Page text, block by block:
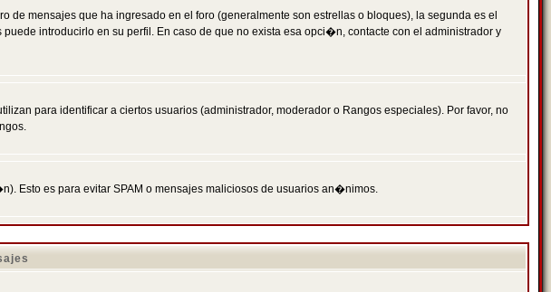
mensajes que ha ingresado en el foro (generalmente son estrellas o bloques), la segunda es el
introducirlo en su perfil. En caso de que no exista esa opci�n, contacte con el administrador y
para identificar a ciertos usuarios (administrador, moderador o Rangos especiales). Por favor, no
Esto es para evitar SPAM o mensajes maliciosos de usuarios an�nimos.